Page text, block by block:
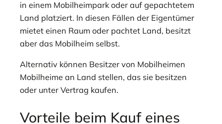
in einem Mobilheimpark oder auf gepachtetem
Land platziert. In diesen Fällen der Eigentümer
mietet einen Raum oder pachtet Land, besitzt
aber das Mobilheim selbst.
Alternativ können Besitzer von Mobilheimen
Mobilheime an Land stellen, das sie besitzen
oder unter Vertrag kaufen.
Vorteile beim Kauf eines